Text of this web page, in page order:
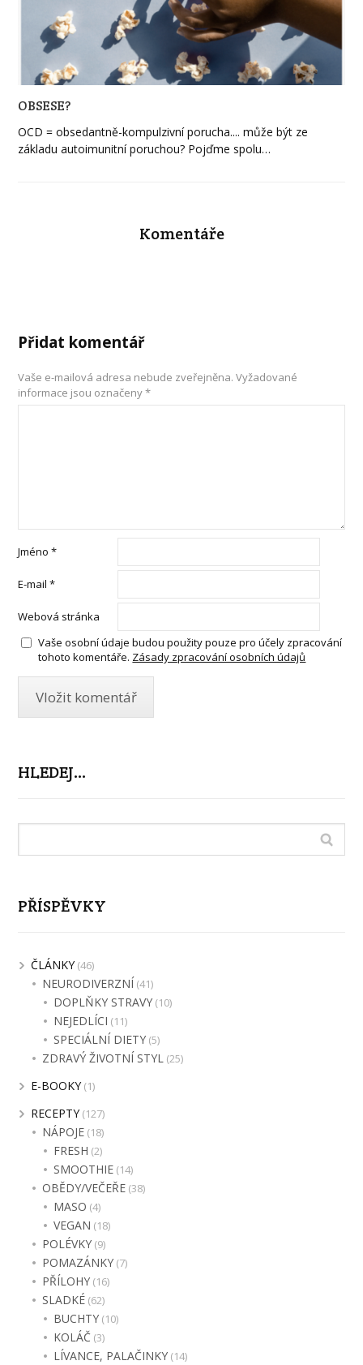
OBSESE?
OCD = obsedantně-kompulzivní porucha.... může být ze
základu autoimunitní poruchou? Pojďme spolu…
Komentáře
Přidat komentář
Vaše e-mailová adresa nebude zveřejněna. Vyžadované
informace jsou označeny*
Jméno*
E-mail*
Webová stránka
Vaše osobní údaje budou použity pouze pro účely zpracování
tohoto komentáře. Zásady zpracování osobních údajů
HLEDEJ…
PŘÍSPĚVKY
ČLÁNKY(46)
NEURODIVERZNÍ (41)
DOPLŇKY STRAVY (10)
NEJEDLÍCI (11)
SPECIÁLNÍ DIETY (5)
ZDRAVÝ ŽIVOTNÍ STYL (25)
E-BOOKY(1)
RECEPTY(127)
NÁPOJE (18)
FRESH (2)
SMOOTHIE (14)
OBĚDY/VEČEŘE (38)
MASO (4)
VEGAN (18)
POLÉVKY (9)
POMAZÁNKY (7)
PŘÍLOHY (16)
SLADKÉ (62)
BUCHTY (10)
KOLÁČ (3)
LÍVANCE, PALAČINKY (14)